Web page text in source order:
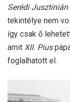
Serédi Jusztinián
tekintélye nem
így csak ő
amit XII. Pius
foglalhatott el.